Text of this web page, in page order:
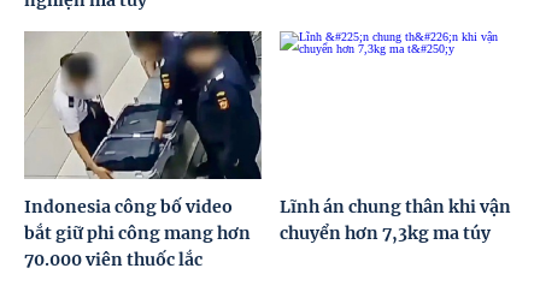
Indonesia công bố video
bắt giữ phi công mang hơn
70.000 viên thuốc lắc
Lĩnh án chung thân khi vận
chuyển hơn 7,3kg ma túy